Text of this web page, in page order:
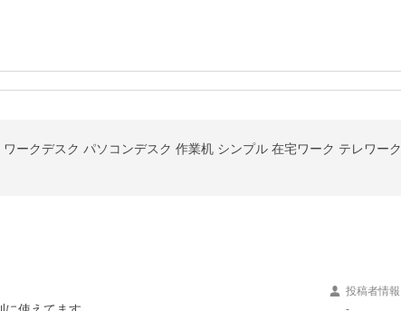
ークデスク パソコンデスク 作業机 シンプル 在宅ワーク テレワーク
投稿者情報